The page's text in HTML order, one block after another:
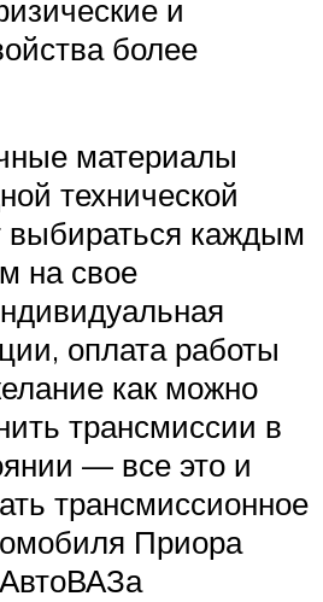
и
более
материалы
технической
выбираться каждым
на свое
оплата работы
как можно
трансмиссии в
— все это и
трансмиссионное
Приора